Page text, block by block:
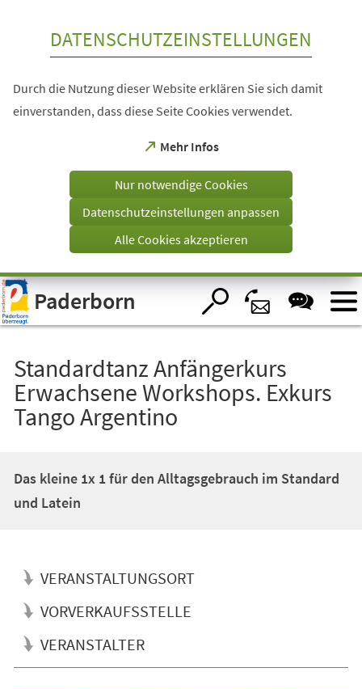
Visuelle
Assistenzsoftware
öffnen.
DATENSCHUTZEINSTELLUNGEN
Durch die Nutzung dieser Website erklären Sie sich damit
einverstanden, dass diese Seite Cookies verwendet.
Mehr Infos
(Öffnet
einem
Tab)
Nur notwendige Cookies
Datenschutzeinstellungen anpassen
Alle Cookies akzeptieren
Paderborn
Standardtanz Anfängerkurs
Erwachsene Workshops. Exkurs
Tango Argentino
Das kleine 1x 1 für den Alltagsgebrauch im Standard
und Latein
VERANSTALTUNGSORT
VORVERKAUFSSTELLE
VERANSTALTER